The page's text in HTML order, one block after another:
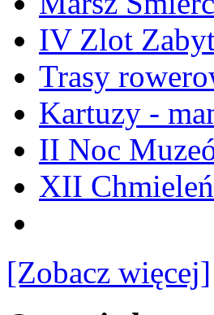
IV Zlot
Trasy
Kartuzy -
II Noc
XII
[Zobacz więcej]